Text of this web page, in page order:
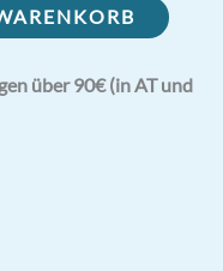
über 90€ (in AT und